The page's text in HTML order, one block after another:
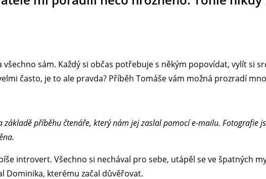
všechno sám. Každý si občas potřebuje s někým popovídat, vylít si
často, je to ale pravda? Příběh Tomáše vám možná prozradí
základě příběhu čtenáře, který nám jej zaslal pomocí e-mailu. Fotografie
introvert. Všechno si nechával pro sebe, utápěl se ve špatných
Dominika, kterému začal důvěřovat.